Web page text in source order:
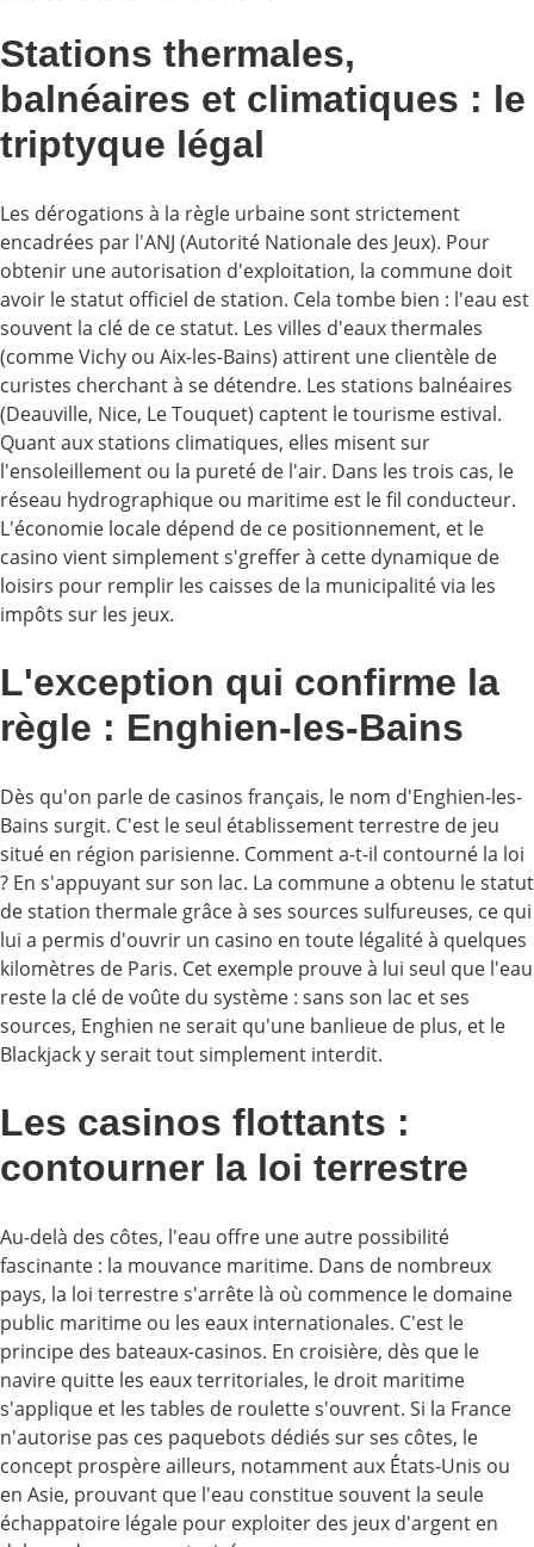
Stations thermales,
balnéaires et climatiques : le
triptyque légal
Les dérogations à la règle urbaine sont strictement
encadrées par l'ANJ (Autorité Nationale des Jeux). Pour
obtenir une autorisation d'exploitation, la commune doit
avoir le statut officiel de station. Cela tombe bien : l'eau est
souvent la clé de ce statut. Les villes d'eaux thermales
(comme Vichy ou Aix-les-Bains) attirent une clientèle de
curistes cherchant à se détendre. Les stations balnéaires
(Deauville, Nice, Le Touquet) captent le tourisme estival.
Quant aux stations climatiques, elles misent sur
l'ensoleillement ou la pureté de l'air. Dans les trois cas, le
réseau hydrographique ou maritime est le fil conducteur.
L'économie locale dépend de ce positionnement, et le
casino vient simplement s'greffer à cette dynamique de
loisirs pour remplir les caisses de la municipalité via les
impôts sur les jeux.
L'exception qui confirme la
règle : Enghien-les-Bains
Dès qu'on parle de casinos français, le nom d'Enghien-les-
Bains surgit. C'est le seul établissement terrestre de jeu
situé en région parisienne. Comment a-t-il contourné la loi
? En s'appuyant sur son lac. La commune a obtenu le statut
de station thermale grâce à ses sources sulfureuses, ce qui
lui a permis d'ouvrir un casino en toute légalité à quelques
kilomètres de Paris. Cet exemple prouve à lui seul que l'eau
reste la clé de voûte du système : sans son lac et ses
sources, Enghien ne serait qu'une banlieue de plus, et le
Blackjack y serait tout simplement interdit.
Les casinos flottants :
contourner la loi terrestre
Au-delà des côtes, l'eau offre une autre possibilité
fascinante : la mouvance maritime. Dans de nombreux
pays, la loi terrestre s'arrête là où commence le domaine
public maritime ou les eaux internationales. C'est le
principe des bateaux-casinos. En croisière, dès que le
navire quitte les eaux territoriales, le droit maritime
s'applique et les tables de roulette s'ouvrent. Si la France
n'autorise pas ces paquebots dédiés sur ses côtes, le
concept prospère ailleurs, notamment aux États-Unis ou
en Asie, prouvant que l'eau constitue souvent la seule
échappatoire légale pour exploiter des jeux d'argent en